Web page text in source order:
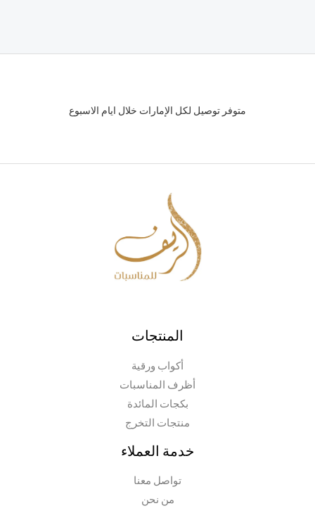
متوفر توصيل لكل الإمارات خلال ايام الاسبوع
المنتجات
أكواب ورقية
أظرف المناسبات
بكجات المائدة
منتجات التخرج
خدمة العملاء
تواصل معنا
من نحن